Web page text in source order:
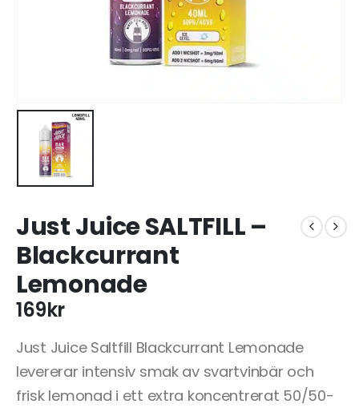
Just Juice SALTFILL –
Blackcurrant
Lemonade
169kr
Just Juice Saltfill Blackcurrant Lemonade
levererar intensiv smak av svartvinbär och
frisk lemonad i ett extra koncentrerat 50/50-